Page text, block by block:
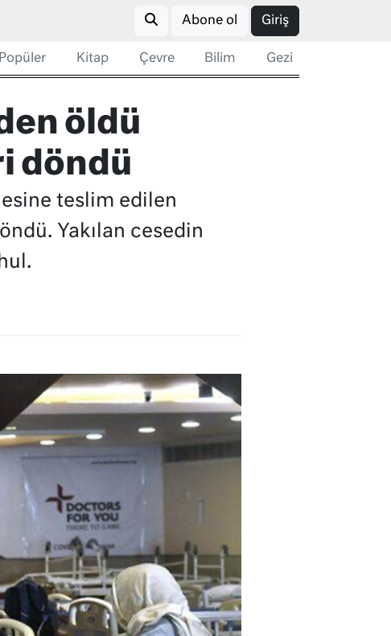
Abone ol Giriş
Popüler Kitap Çevre Bilim Gezi
öldü
döndü
teslim edilen
Yakılan cesedin